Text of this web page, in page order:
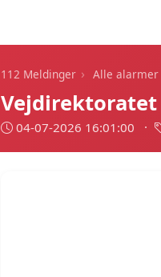
112 Meldinger › Alle alarmer
04-07-2026 16:01:00 ·